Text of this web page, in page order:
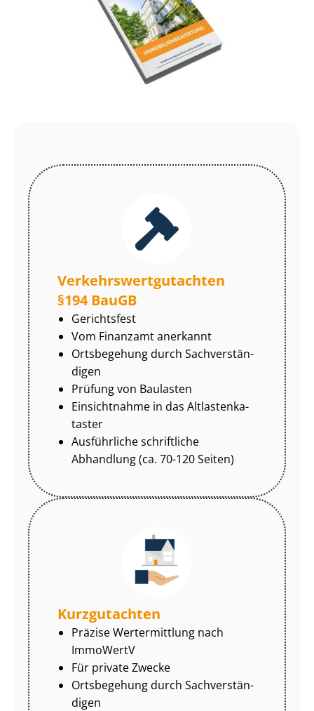
Ver­kehrs­wert­gut­ach­ten
§194 BauGB
Gerichtsfest
Vom Finanzamt anerkannt
Ortsbegehung durch Sach­ver­stän­
di­gen
Prüfung von Baulasten
Einsichtnahme in das Alt­las­ten­ka­
tas­ter
Ausführliche schriftliche
Abhandlung (ca. 70-120 Seiten)
Kurzgutachten
Präzise Wertermittlung nach
ImmoWertV
Für private Zwecke
Ortsbegehung durch Sach­ver­stän­
di­gen